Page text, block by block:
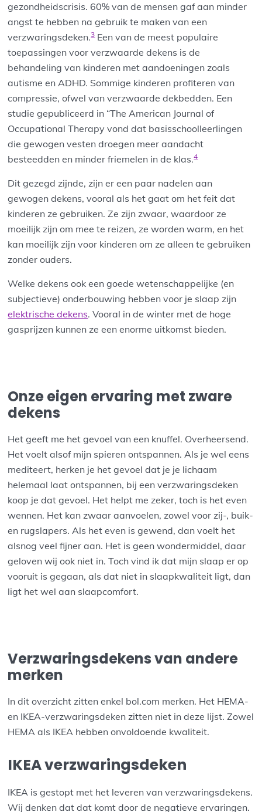
gezondheidscrisis. 60% van de mensen gaf aan minder
angst te hebben na gebruik te maken van een
verzwaringsdeken.3Een van de meest populaire
toepassingen voor verzwaarde dekens is de
behandeling van kinderen met aandoeningen zoals
autisme en ADHD. Sommige kinderen profiteren van
compressie, ofwel van verzwaarde dekbedden. Een
studie gepubliceerd in “The American Journal of
Occupational Therapy vond dat basisschoolleerlingen
die gewogen vesten droegen meer aandacht
besteedden en minder friemelen in de klas.4
Dit gezegd zijnde, zijn er een paar nadelen aan
gewogen dekens, vooral als het gaat om het feit dat
kinderen ze gebruiken. Ze zijn zwaar, waardoor ze
moeilijk zijn om mee te reizen, ze worden warm, en het
kan moeilijk zijn voor kinderen om ze alleen te gebruiken
zonder ouders.
Welke dekens ook een goede wetenschappelijke (en
subjectieve) onderbouwing hebben voor je slaap zijn
elektrische dekens. Vooral in de winter met de hoge
gasprijzen kunnen ze een enorme uitkomst bieden.
Onze eigen ervaring met zware
dekens
Het geeft me het gevoel van een knuffel. Overheersend.
Het voelt alsof mijn spieren ontspannen. Als je wel eens
mediteert, herken je het gevoel dat je je lichaam
helemaal laat ontspannen, bij een verzwaringsdeken
koop je dat gevoel. Het helpt me zeker, toch is het even
wennen. Het kan zwaar aanvoelen, zowel voor zij-, buik-
en rugslapers. Als het even is gewend, dan voelt het
alsnog veel fijner aan. Het is geen wondermiddel, daar
geloven wij ook niet in. Toch vind ik dat mijn slaap er op
vooruit is gegaan, als dat niet in slaapkwaliteit ligt, dan
ligt het wel aan slaapcomfort.
Verzwaringsdekens van andere
merken
In dit overzicht zitten enkel bol.com merken. Het HEMA-
en IKEA-verzwaringsdeken zitten niet in deze lijst. Zowel
HEMA als IKEA hebben onvoldoende kwaliteit.
IKEA verzwaringsdeken
IKEA is gestopt met het leveren van verzwaringsdekens.
Wij denken dat dat komt door de negatieve ervaringen.